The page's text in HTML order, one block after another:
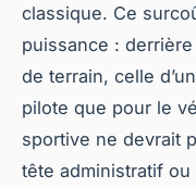
classique. Ce
puissance :
de terrain, celle
pilote que pour le
sportive ne devrait
tête administratif